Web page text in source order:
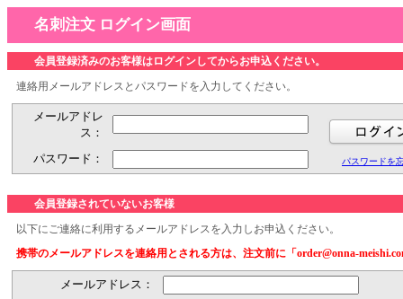
名刺注文 ログイン画面
会員登録済みのお客様はログインしてからお申込ください。
連絡用メールアドレスとパスワードを入力してください。
メールアドレ
ス：
パスワードを
パスワード：
会員登録されていないお客様
以下にご連絡に利用するメールアドレスを入力しお申込ください。
携帯のメールアドレスを連絡用とされる方は、注文前に「order@onna-
メールアドレス：